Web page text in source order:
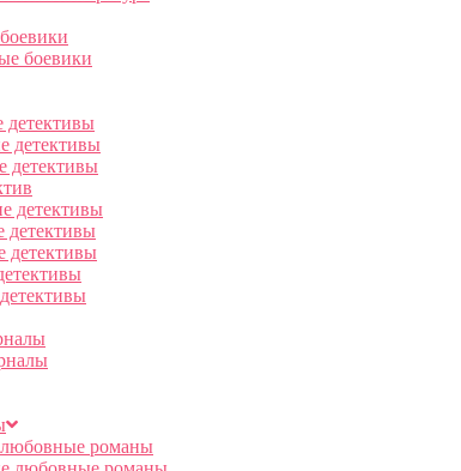
боевики
детективы
детективы
детективы
детективы
детективы
детективы
романы